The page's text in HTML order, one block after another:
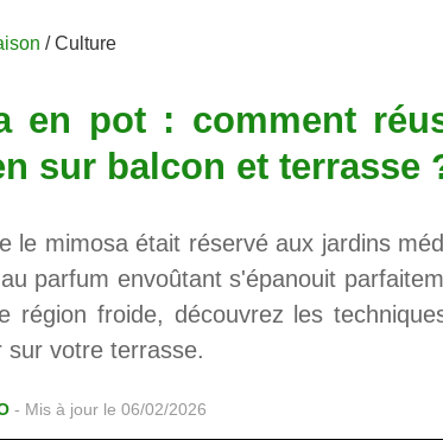
/ Culture
en pot : comment
sur balcon et terrasse
le mimosa était réservé aux jardins
parfum envoûtant s'épanouit
région froide, découvrez les
sur votre terrasse.
- Mis à jour le 06/02/2026